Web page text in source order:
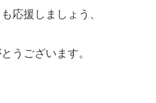
応援しましょう、
うございます。